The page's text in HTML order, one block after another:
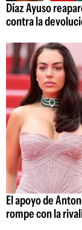
Díaz Ayuso
contra la
El apoyo de
rompe con la